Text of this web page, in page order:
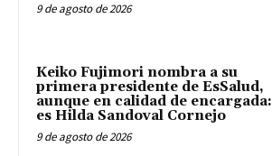
9 de agosto de 2026
Keiko Fujimori nombra a su
primera presidente de EsSalud,
aunque en calidad de encargada:
es Hilda Sandoval Cornejo
9 de agosto de 2026